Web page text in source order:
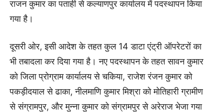
राजन कुमार का पताही से कल्याणपुर कार्यालय में पदस्थापन किया
गया है।
दूसरी ओर, इसी आदेश के तहत कुल 14 डाटा एंट्री ऑपरेटरों का
भी तबादला कर दिया गया है। नए पदस्थापन के तहत सावन कुमार
को जिला प्रोग्राम कार्यालय से चकिया, राजेश रंजन कुमार को
पकड़ीदयाल से ढाका, नीलमाणि कुमार मिश्रा को मोतिहारी ग्रामीण
से संग्रामपुर, और मुन्ना कुमार को संग्रामपुर से अरेराज भेजा गया